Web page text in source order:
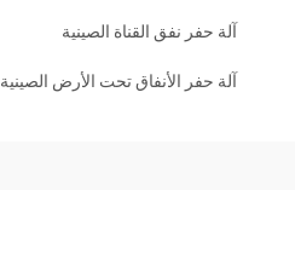
آلة حفر نفق القناة الصينية
آلة حفر الأنفاق تحت الأرض الصينية